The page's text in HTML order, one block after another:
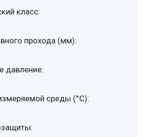
класс:
прохода (мм):
давление:
среды (°C):